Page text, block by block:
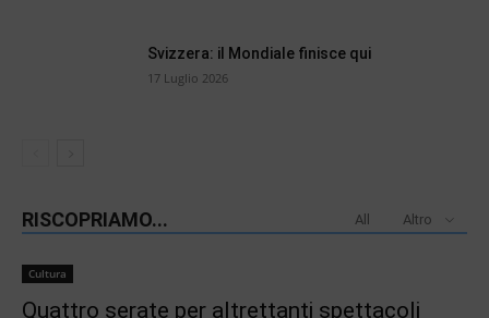
Svizzera: il Mondiale finisce qui
17 Luglio 2026
RISCOPRIAMO... All Altro
Cultura
Quattro serate per altrettanti spettacoli